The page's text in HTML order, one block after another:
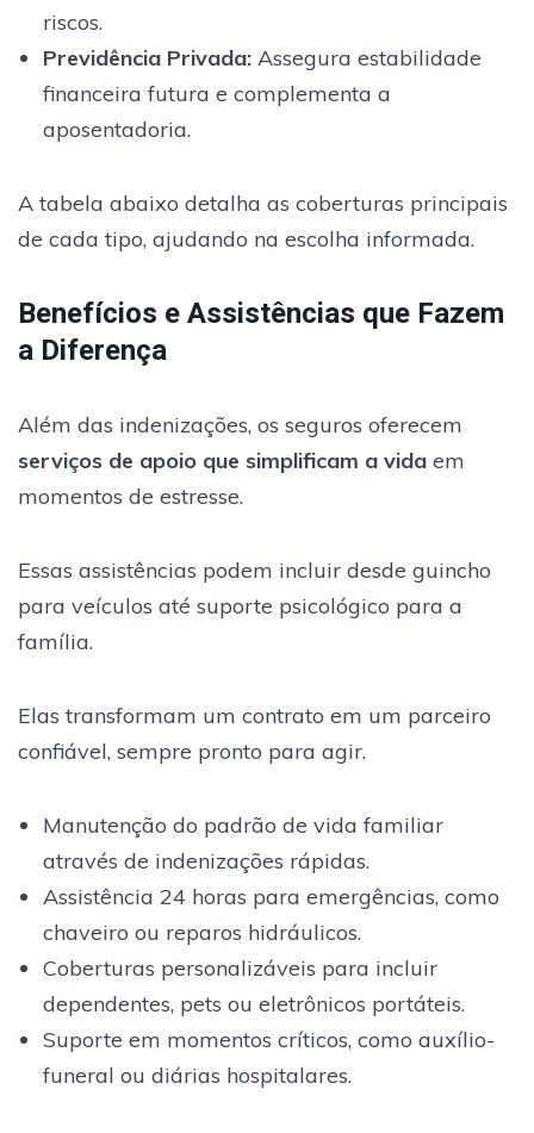
riscos.
Previdência Privada:Assegura estabilidade
financeira futura e complementa a
aposentadoria.
A tabela abaixo detalha as coberturas principais
de cada tipo, ajudando na escolha informada.
Benefícios e Assistências que Fazem
a Diferença
Além das indenizações, os seguros oferecem
serviços de apoio que simplificam a vida em
momentos de estresse.
Essas assistências podem incluir desde guincho
para veículos até suporte psicológico para a
família.
Elas transformam um contrato em um parceiro
confiável, sempre pronto para agir.
Manutenção do padrão de vida familiar
através de indenizações rápidas.
Assistência 24 horas para emergências, como
chaveiro ou reparos hidráulicos.
Coberturas personalizáveis para incluir
dependentes, pets ou eletrônicos portáteis.
Suporte em momentos críticos, como auxílio-
funeral ou diárias hospitalares.